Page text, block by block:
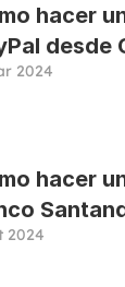
hacer
desde
2024
hacer
2024